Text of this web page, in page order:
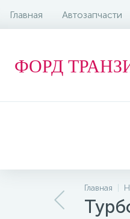
Главная Автозапчасти
ФОРД
Главная